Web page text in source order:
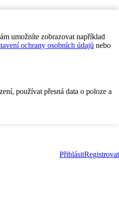
umožníte zobrazovat například
ochrany osobních údajů nebo
používat přesná data o poloze a
PřihlásitRegistrovat